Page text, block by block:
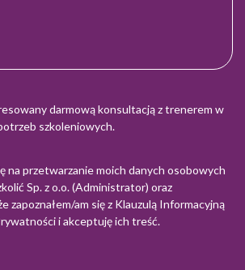
darmową konsultacją z trenerem w
szkoleniowych.
na przetwarzanie moich danych osobowych
Sp. z o.o. (Administrator) oraz
zapoznałem/am się z Klauzulą Informacyjną
i akceptuję ich treść.